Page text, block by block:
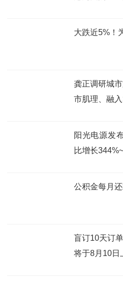
大跌近5%！
龚正调研城
市肌理、融
阳光电源发
比增长
公积金每月
盲订10天订
将于8月10日